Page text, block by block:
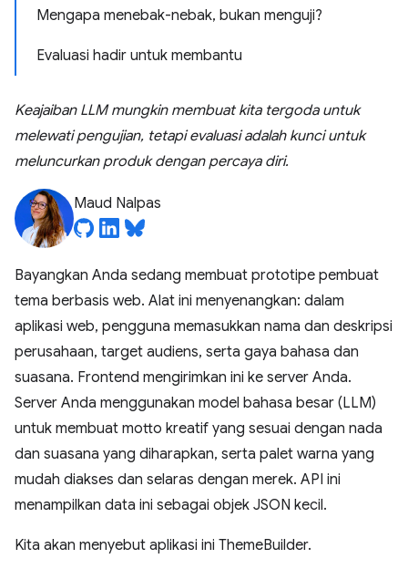
Mengapa menebak-nebak, bukan menguji?
Evaluasi hadir untuk membantu
Keajaiban LLM mungkin membuat kita tergoda untuk
melewati pengujian, tetapi evaluasi adalah kunci untuk
meluncurkan produk dengan percaya diri.
Maud Nalpas
Bayangkan Anda sedang membuat prototipe pembuat
tema berbasis web. Alat ini menyenangkan: dalam
aplikasi web, pengguna memasukkan nama dan deskripsi
perusahaan, target audiens, serta gaya bahasa dan
suasana. Frontend mengirimkan ini ke server Anda.
Server Anda menggunakan model bahasa besar (LLM)
untuk membuat motto kreatif yang sesuai dengan nada
dan suasana yang diharapkan, serta palet warna yang
mudah diakses dan selaras dengan merek. API ini
menampilkan data ini sebagai objek JSON kecil.
Kita akan menyebut aplikasi ini ThemeBuilder.